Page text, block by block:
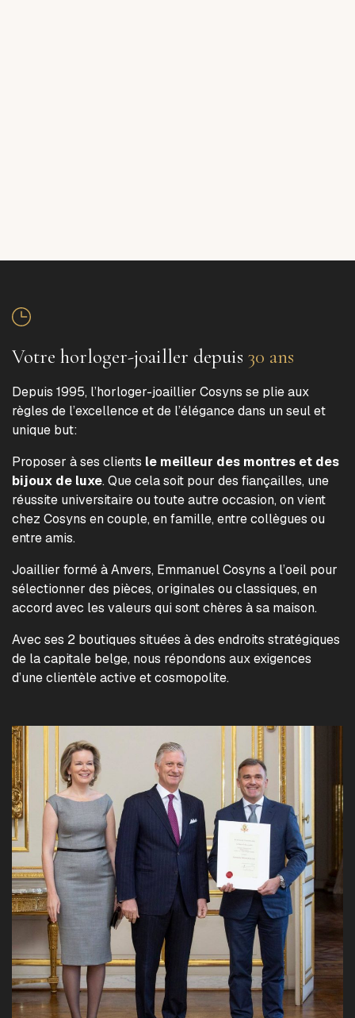
Votre horloger-joailler depuis 30 ans
Depuis 1995, l’horloger-joaillier Cosyns se plie aux
règles de l’excellence et de l’élégance dans un seul et
unique but:
Proposer à ses clients le meilleur des montres et des
bijoux de luxe. Que cela soit pour des fiançailles, une
réussite universitaire ou toute autre occasion, on vient
chez Cosyns en couple, en famille, entre collègues ou
entre amis.
Joaillier formé à Anvers, Emmanuel Cosyns a l’oeil pour
sélectionner des pièces, originales ou classiques, en
accord avec les valeurs qui sont chères à sa maison.
Avec ses 2 boutiques situées à des endroits stratégiques
de la capitale belge, nous répondons aux exigences
d’une clientèle active et cosmopolite.